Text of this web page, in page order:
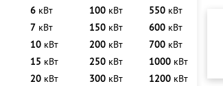
6 кВт
7 кВт
10 кВт
15 кВт
20 кВт
100 кВт
150 кВт
200 кВт
250 кВт
300 кВт
550 кВт
600 кВт
700 кВт
1000 кВт
1200 кВт